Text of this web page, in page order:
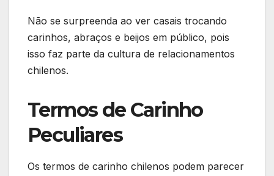
Não se surpreenda ao ver casais trocando
carinhos, abraços e beijos em público, pois
isso faz parte da cultura de relacionamentos
chilenos.
Termos de Carinho
Peculiares
Os termos de carinho chilenos podem parecer